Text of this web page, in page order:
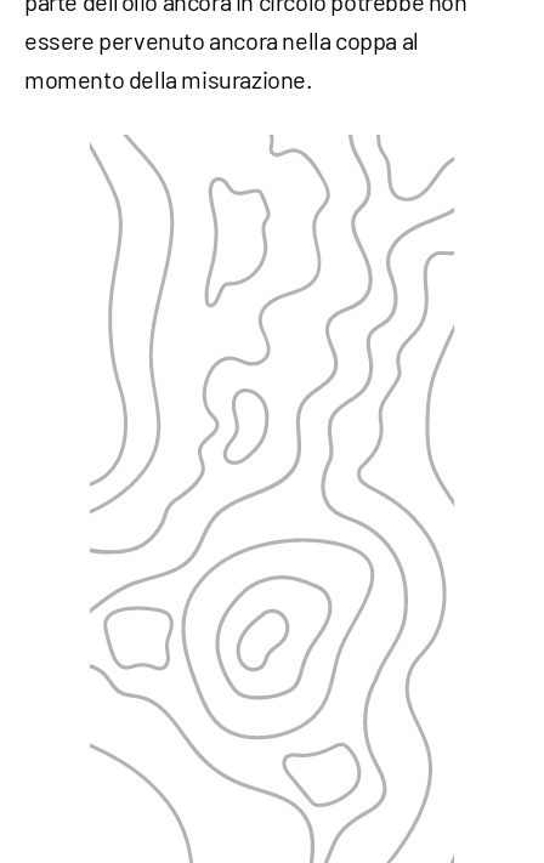
essere pervenuto ancora nella coppa al
momento della misurazione.